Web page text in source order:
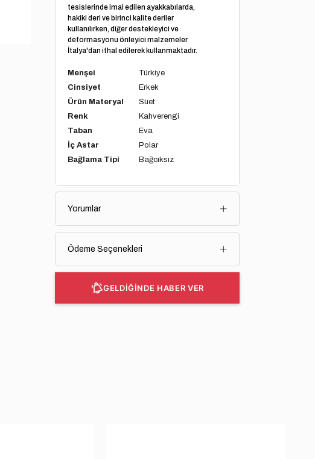
tesislerinde imal edilen ayakkabılarda,
hakiki deri ve birinci kalite deriler
kullanılırken, diğer destekleyici ve
deformasyonu önleyici malzemeler
İtalya'dan ithal edilerek kullanmaktadır.
Menşei
Türkiye
Cinsiyet
Erkek
Ürün Materyal
Süet
Renk
Kahverengi
Taban
Eva
İç Astar
Polar
Bağlama Tipi
Bağcıksız
Yorumlar
Ödeme Seçenekleri
GELDİĞİNDE HABER VER